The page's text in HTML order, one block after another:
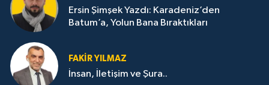
Ersin Şimşek Yazdı: Karadeniz’den
Batum’a, Yolun Bana Bıraktıkları
FAKIR YILMAZ
İnsan, İletişim ve Şura..